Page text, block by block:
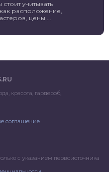
учитывать
расположение,
цены ...
красота, гардероб,
соглашение
с указанием первоисточника